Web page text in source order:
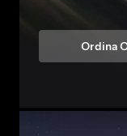
Ordina